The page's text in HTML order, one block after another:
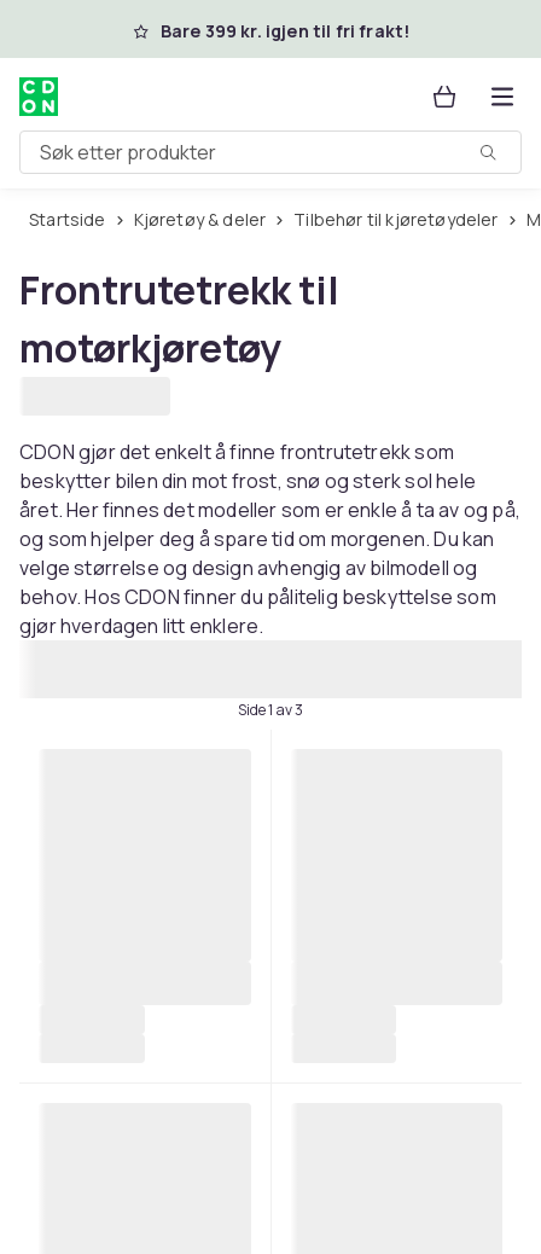
Hopp til hovedinnholdBare 399 kr. igjen til fri frakt!
Søk etter produkter
Startside Kjøretøy & deler Tilbehør til kjøretøydeler
Frontrutetrekk til
motørkjøretøy
CDON gjør det enkelt å finne frontrutetrekk som
beskytter bilen din mot frost, snø og sterk sol hele
året. Her finnes det modeller som er enkle å ta av og på,
og som hjelper deg å spare tid om morgenen. Du kan
velge størrelse og design avhengig av bilmodell og
behov. Hos CDON finner du pålitelig beskyttelse som
gjør hverdagen litt enklere.
Side 1 av 3